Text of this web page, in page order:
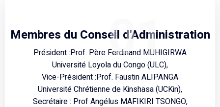
01
Membres du Conseil d'Administration
Président :Prof. Père Ferdinand MUHIGIRWA
Université Loyola du Congo (ULC),
Vice-Président :Prof. Faustin ALIPANGA
Université Chrétienne de Kinshasa (UCKin),
Secrétaire : Prof Angélus MAFIKIRI TSONGO,